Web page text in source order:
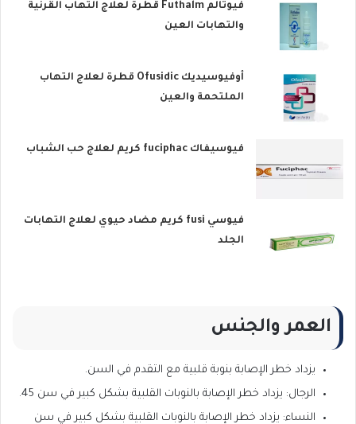
فيوثالم Futhalm قطرة لعلاج التهاب القرنية
والتهابات العين
أوفيوسيديك Ofusidic قطرة لعلاج التهاب
الملتحمة والعين
فيوسيفاك fuciphac كريم لعلاج حب الشباب
فيوسي fusi كريم مضاد حيوي لعلاج التهابات
الجلد
العمر والجنس
يزداد خطر الإصابة بنوبة قلبية مع التقدم في السن.
الرجال: يزداد خطر الإصابة بالنوبات القلبية بشكل كبير في سن 45.
النساء: يزداد خطر الإصابة بالنوبات القلبية بشكل كبير في سن